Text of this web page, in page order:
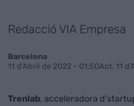
Redacció VIA Empresa
Barcelona
11 d'Abril de 2022 - 01:50Act. 11
Trenlab, acceleradora